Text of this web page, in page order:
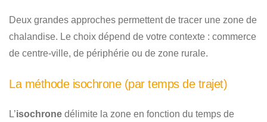
Deux grandes approches permettent de tracer une zone de
chalandise. Le choix dépend de votre contexte : commerce
de centre-ville, de périphérie ou de zone rurale.
La méthode isochrone (par temps de trajet)
L’isochrone délimite la zone en fonction du temps de